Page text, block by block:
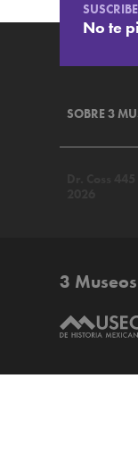
No te
SOBRE 3
3